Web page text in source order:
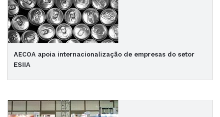
AECOA apoia internacionalização de empresas do setor
ESIIA